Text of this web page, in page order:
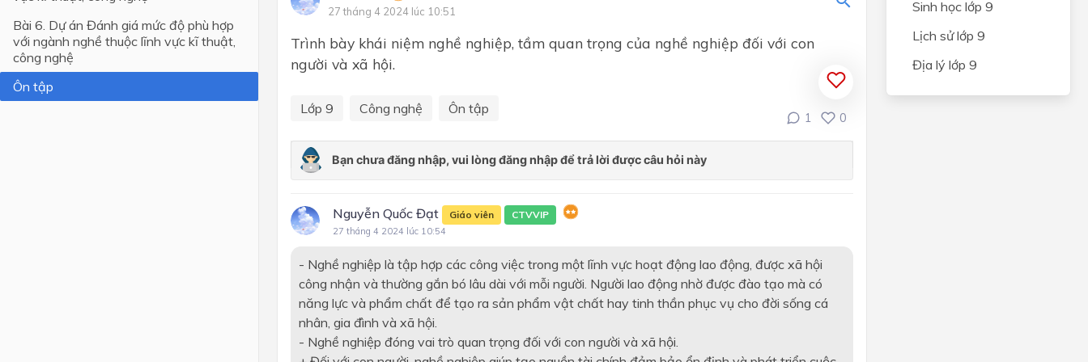
Lớp 4
CHĂM SÓC MỘT SỐ LOẠI CÂY
ĂN QUẢ PHỔ BIẾN
CHẾ BIẾN THỰC PHẨM
Chủ đề 2. Thực hành chế biến
Chủ đề 3. Ngành nghề liên quan
đến chế biến thực phẩm
ĐỊNH HƯỚNG NGHỀ NGHIỆP
LẮP ĐẶT MẠNG ĐIỆN TRONG
NHÀ
Bài 6. Dự án Đánh giá mức độ phù hợp
với ngành nghề thuộc lĩnh vực kĩ thuật,
công nghệ
Ôn tập
27 tháng 4 2024 lúc 10:51
Trình bày khái niệm nghề nghiệp, tầm quan trọng của nghề nghiệp đối với con
người và xã hội.
Lớp 9 Công nghệ Ôn tập
1 0
Nguyễn Quốc Đạt Giáo viên CTVVIP
27 tháng 4 2024 lúc 10:54
- Nghề nghiệp là tập hợp các công việc trong một lĩnh vực hoạt động lao động, được xã hội
công nhận và thường gắn bó lâu dài với mỗi người. Người lao động nhờ được đào tạo mà có
năng lực và phẩm chất để tạo ra sản phẩm vật chất hay tinh thần phục vụ cho đời sống cá
nhân, gia đình và xã hội.
- Nghề nghiệp đóng vai trò quan trọng đối với con người và xã hội.
Sinh học lớp 9
Lịch sử lớp 9
Địa lý lớp 9